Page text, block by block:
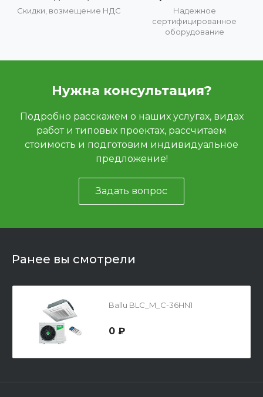
Скидки, возмещение НДС
Надежное
сертифицированное
оборудование
Нужна консультация?
Подробно расскажем о наших услугах, видах
работ и типовых проектах, рассчитаем
стоимость и подготовим индивидуальное
предложение!
Задать вопрос
Ранее вы смотрели
Ballu BLC_M_C-36HN1
0 ₽